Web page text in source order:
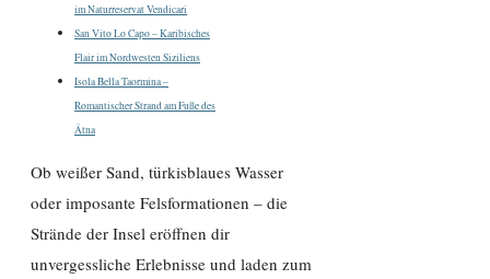
im Naturreservat Vendicari
San Vito Lo Capo – Karibisches
Flair im Nordwesten Siziliens
Isola Bella Taormina –
Romantischer Strand am Fuße des
Ätna
Ob weißer Sand, türkisblaues Wasser
oder imposante Felsformationen – die
Strände der Insel eröffnen dir
unvergessliche Erlebnisse und laden zum